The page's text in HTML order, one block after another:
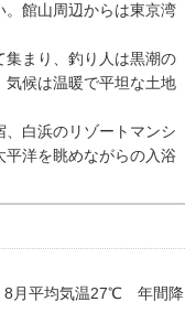
。館山周辺からは東京湾
まり、釣り人は黒潮の
候は温暖で平坦な土地
白浜のリゾートマンシ
平洋を眺めながらの入浴
月平均気温27℃ 年間降